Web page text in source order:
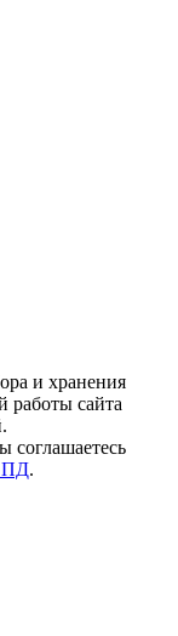
и хранения
работы сайта
соглашаетесь
ПД.